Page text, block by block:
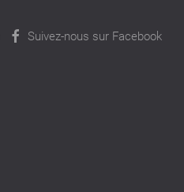
Suivez-nous sur Facebook